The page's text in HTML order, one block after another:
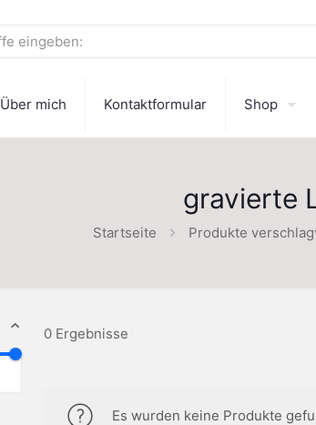
Über mich Kontaktformular Shop
gravierte
Startseite Produkte
0 Ergebnisse
Es wurden keine Produkte